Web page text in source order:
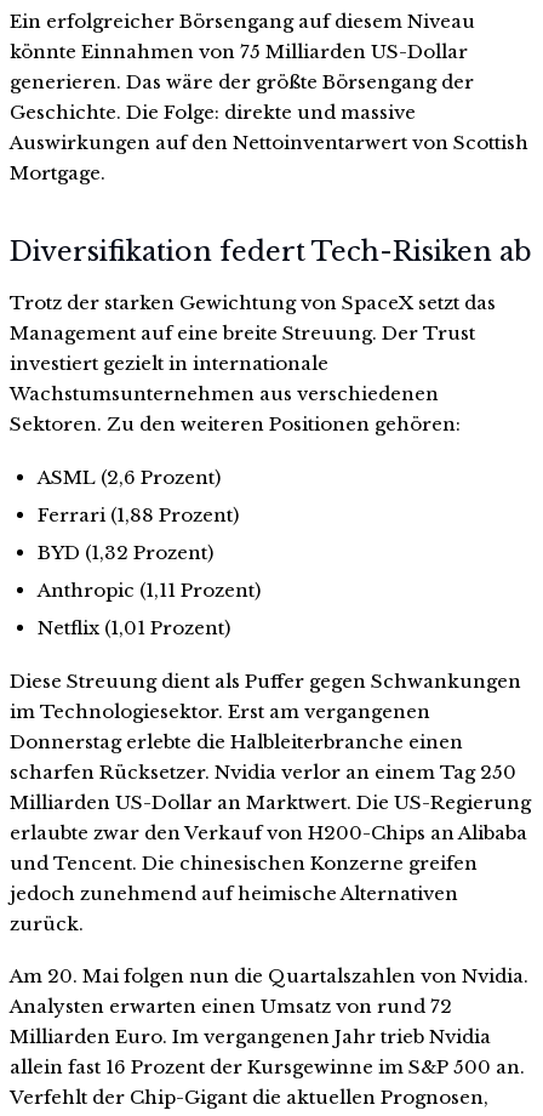
Ein erfolgreicher Börsengang auf diesem Niveau
könnte Einnahmen von 75 Milliarden US-Dollar
generieren. Das wäre der größte Börsengang der
Geschichte. Die Folge: direkte und massive
Auswirkungen auf den Nettoinventarwert von Scottish
Mortgage.
Diversifikation federt Tech-Risiken ab
Trotz der starken Gewichtung von SpaceX setzt das
Management auf eine breite Streuung. Der Trust
investiert gezielt in internationale
Wachstumsunternehmen aus verschiedenen
Sektoren. Zu den weiteren Positionen gehören:
ASML (2,6 Prozent)
Ferrari (1,88 Prozent)
BYD (1,32 Prozent)
Anthropic (1,11 Prozent)
Netflix (1,01 Prozent)
Diese Streuung dient als Puffer gegen Schwankungen
im Technologiesektor. Erst am vergangenen
Donnerstag erlebte die Halbleiterbranche einen
scharfen Rücksetzer. Nvidia verlor an einem Tag 250
Milliarden US-Dollar an Marktwert. Die US-Regierung
erlaubte zwar den Verkauf von H200-Chips an Alibaba
und Tencent. Die chinesischen Konzerne greifen
jedoch zunehmend auf heimische Alternativen
zurück.
Am 20. Mai folgen nun die Quartalszahlen von Nvidia.
Analysten erwarten einen Umsatz von rund 72
Milliarden Euro. Im vergangenen Jahr trieb Nvidia
allein fast 16 Prozent der Kursgewinne im S&P 500 an.
Verfehlt der Chip-Gigant die aktuellen Prognosen,